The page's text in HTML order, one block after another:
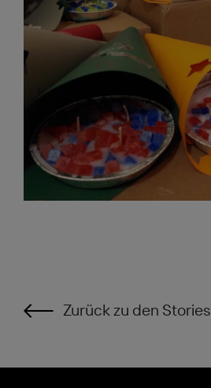
Zurück zu den Stories